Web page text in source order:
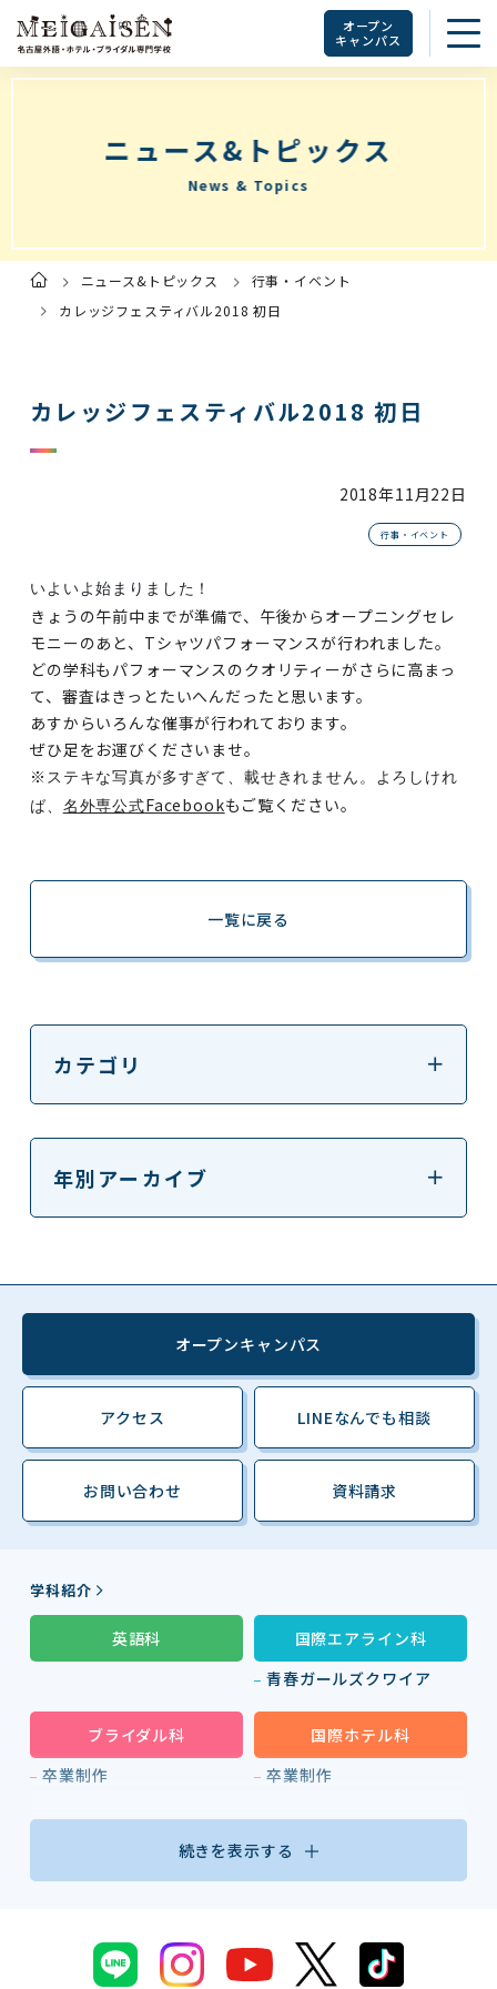
オープン
キャンパス
ニュース&トピックス
News & Topics
ト
ペ
ニュース&トピックス
行事・イベント
カレッジフェスティバル2018 初日
カレッジフェスティバル2018 初日
2018年11月22日
行事・イベント
いよいよ始まりました！
きょうの午前中までが準備で、午後からオープニングセレ
モニーのあと、 Tシャツパフォーマンスが行われました。
どの学科もパフォーマンスのクオリティーがさらに高まっ
て、審査はきっとたいへんだったと思います。
あすからいろんな催事が行われております。
ぜひ足をお運びくださいませ。
※ステキな写真が多すぎて、載せきれません。よろしけれ
ば、 名外専公式Facebookもご覧ください。
一覧に戻る
カテゴリ
年別アーカイブ
オープンキャンパス
アクセス LINEなんでも相談
お問い合わせ 資料請求
学科紹介
英語科
国際エアライン科
青春ガールズクワイア
ブライダル科
卒業制作
国際ホテル科
卒業制作
続きを表示する